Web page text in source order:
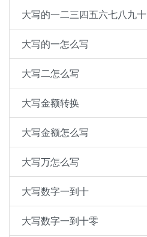
大写的一二三四五六七八九十
大写的一怎么写
大写二怎么写
大写金额转换
大写金额怎么写
大写万怎么写
大写数字一到十
大写数字一到十零